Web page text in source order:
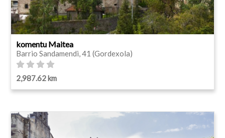
komentu Maitea
Barrio Sandamendi, 41 (Gordexola)
2,987.62 km